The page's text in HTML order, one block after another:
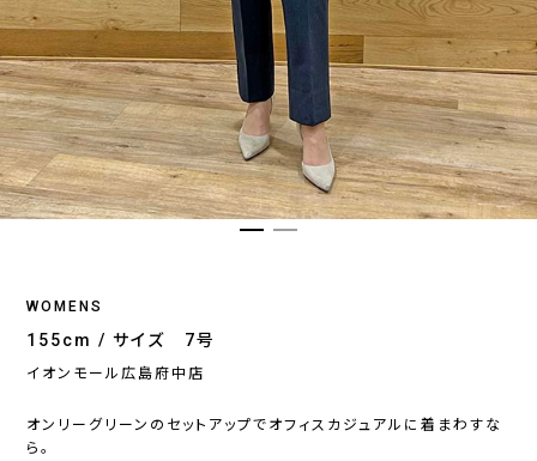
WOMENS
155cm / サイズ 7号
イオンモール広島府中店
オンリーグリーンのセットアップでオフィスカジュアルに着まわすな
ら。